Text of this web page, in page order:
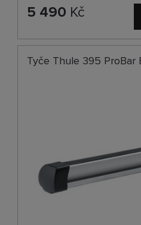
5 490 Kč
Tyče Thule 395 ProBar